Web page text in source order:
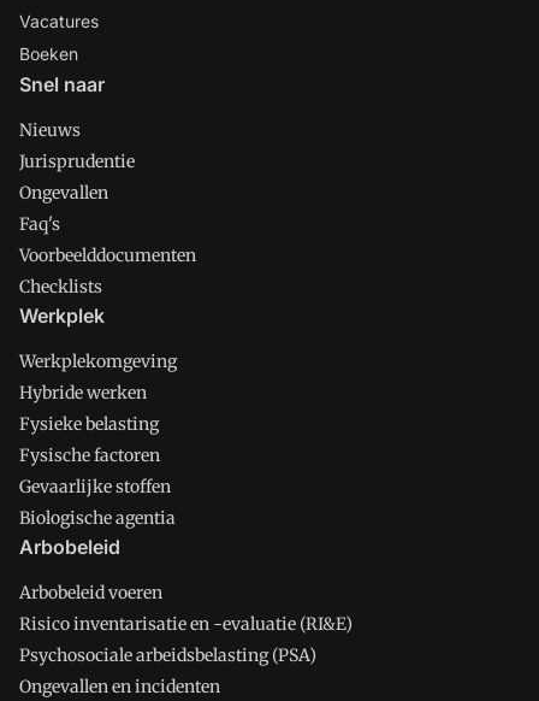
Vacatures
Boeken
Snel naar
Nieuws
Jurisprudentie
Ongevallen
Faq's
Voorbeelddocumenten
Checklists
Werkplek
Werkplekomgeving
Hybride werken
Fysieke belasting
Fysische factoren
Gevaarlijke stoffen
Biologische agentia
Arbobeleid
Arbobeleid voeren
Risico inventarisatie en -evaluatie (RI&E)
Psychosociale arbeidsbelasting (PSA)
Ongevallen en incidenten